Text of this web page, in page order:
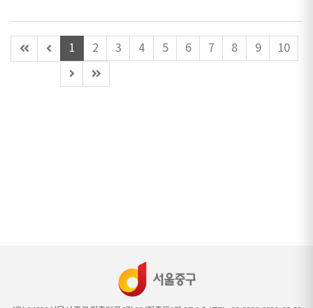
첫
페
이
전
1 2 3 4 5 6 7 8 9
10
다
음
마
지